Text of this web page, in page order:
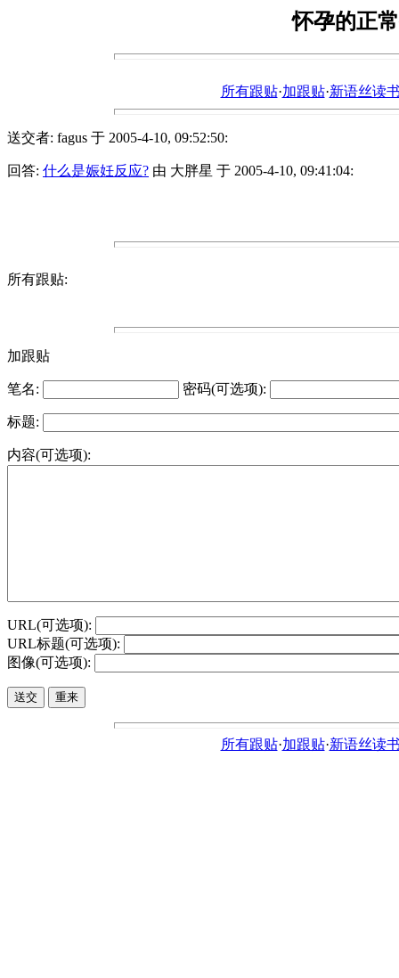
怀孕的正
所有跟贴·加跟贴·新语丝读
送交者: fagus 于 2005-4-10, 09:52:50:
回答: 什么是娠妊反应? 由 大胖星 于 2005-4-10, 09:41:04:
所有跟贴:
加跟贴
笔名: 密码(可选项):
标题:
内容(可选项):
URL(可选项):
URL标题(可选项):
图像(可选项):
所有跟贴·加跟贴·新语丝读